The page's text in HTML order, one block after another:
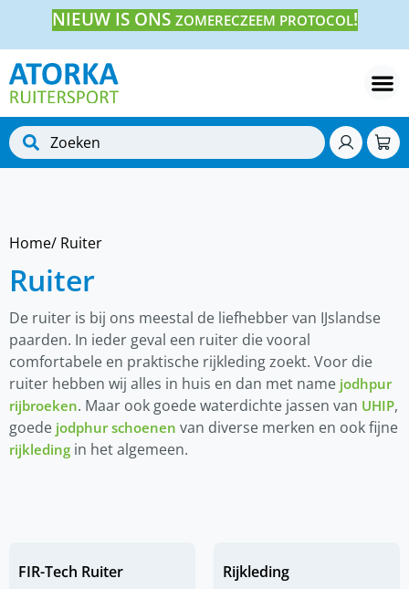
NIEUW IS ONS ZOMERECZEEM PROTOCOL!
Home/ Ruiter
Ruiter
De ruiter is bij ons meestal de liefhebber van IJslandse
paarden. In ieder geval een ruiter die vooral
comfortabele en praktische rijkleding zoekt. Voor die
ruiter hebben wij alles in huis en dan met name jodhpur
rijbroeken. Maar ook goede waterdichte jassen van UHIP,
goede jodphur schoenen van diverse merken en ook fijne
rijkleding in het algemeen.
FIR-Tech Ruiter Rijkleding